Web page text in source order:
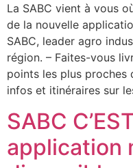
La SABC vient à vous
de la nouvelle
SABC, leader agro
région. – Faites-vous
points les plus proches
infos et itinéraires sur
SABC
application